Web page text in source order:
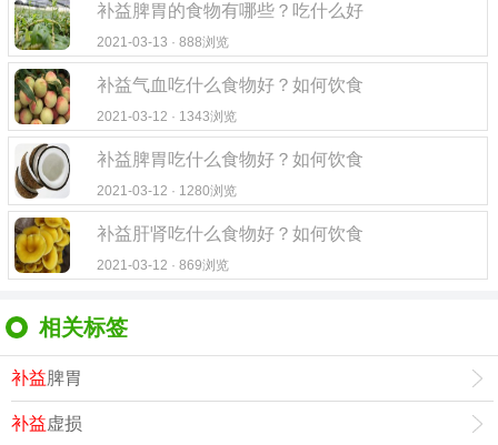
补益脾胃的食物有哪些？吃什么好
2021-03-13 · 888浏览
补益气血吃什么食物好？如何饮食
2021-03-12 · 1343浏览
补益脾胃吃什么食物好？如何饮食
2021-03-12 · 1280浏览
补益肝肾吃什么食物好？如何饮食
2021-03-12 · 869浏览
相关标签
补益脾胃
补益虚损